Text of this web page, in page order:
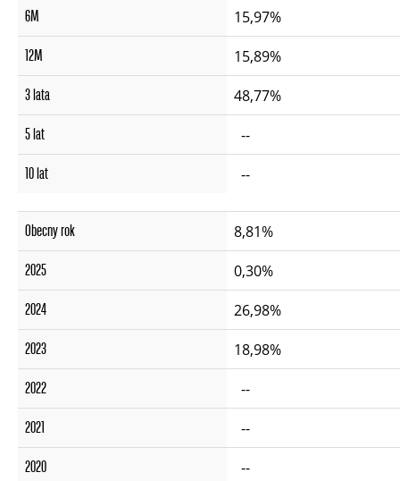
6M 15,97%
12M 15,89%
3 lata 48,77%
5 lat --
10 lat --
Obecny rok 8,81%
2025 0,30%
2024 26,98%
2023 18,98%
2022 --
2021 --
2020 --